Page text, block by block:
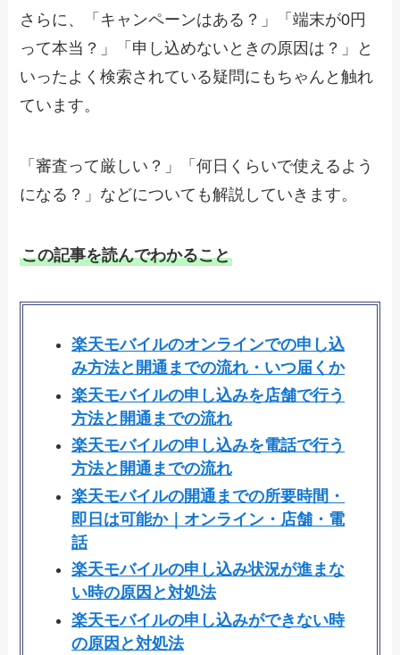
さらに、「キャンペーンはある？」「端末が0円
って本当？」「申し込めないときの原因は？」と
いったよく検索されている疑問にもちゃんと触れ
ています。
「審査って厳しい？」「何日くらいで使えるよう
になる？」などについても解説していきます。
この記事を読んでわかること
楽天モバイルのオンラインでの申し込
み方法と開通までの流れ・いつ届くか
楽天モバイルの申し込みを店舗で行う
方法と開通までの流れ
楽天モバイルの申し込みを電話で行う
方法と開通までの流れ
楽天モバイルの開通までの所要時間・
即日は可能か｜オンライン・店舗・電
話
楽天モバイルの申し込み状況が進まな
い時の原因と対処法
楽天モバイルの申し込みができない時
の原因と対処法